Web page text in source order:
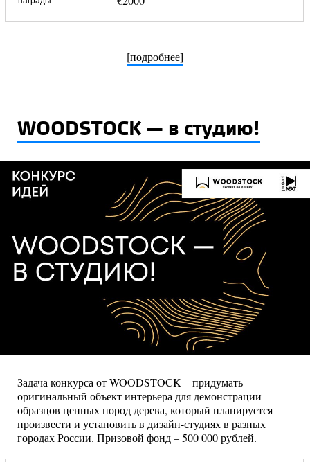
[подробнее]
WOODSTOCK — в студию!
Задача конкурса от WOODSTOCK – придумать
оригинальный объект интерьера для демонстрации
образцов ценных пород дерева, который планируется
произвести и установить в дизайн-студиях в разных
городах России. Призовой фонд – 500 000 рублей.